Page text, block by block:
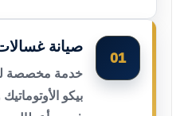
01
صيانة
خدمة مخصصة
بيكو